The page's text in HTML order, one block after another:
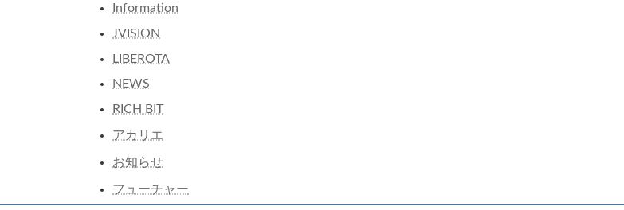
Information
JVISION
LIBEROTA
NEWS
RICH BIT
アカリエ
お知らせ
フューチャー